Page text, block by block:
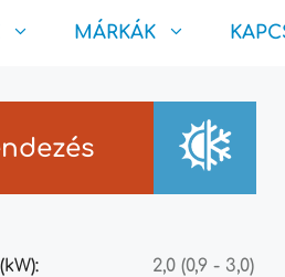
MÁRKÁK
2,0 (0,9 - 3,0)